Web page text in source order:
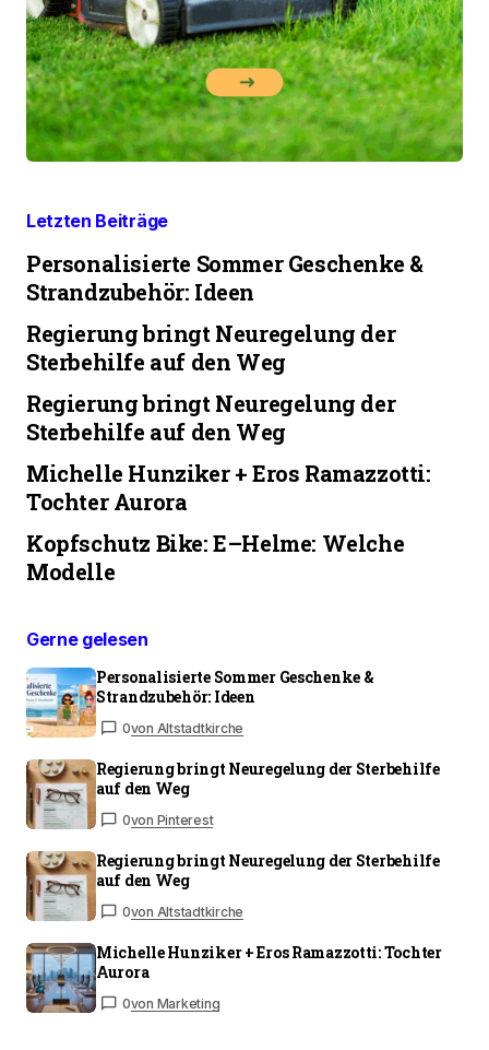
Letzten Beiträge
Personalisierte Sommer Geschenke &
Strandzubehör: Ideen
Regierung bringt Neuregelung der
Sterbehilfe auf den Weg
Regierung bringt Neuregelung der
Sterbehilfe auf den Weg
Michelle Hunziker + Eros Ramazzotti:
Tochter Aurora
Kopfschutz Bike: E–Helme: Welche
Modelle
Gerne gelesen
Personalisierte Sommer Geschenke &
Strandzubehör: Ideen
0von Altstadtkirche
Regierung bringt Neuregelung der Sterbehilfe
auf den Weg
0von Pinterest
Regierung bringt Neuregelung der Sterbehilfe
auf den Weg
0von Altstadtkirche
Michelle Hunziker + Eros Ramazzotti: Tochter
Aurora
0von Marketing